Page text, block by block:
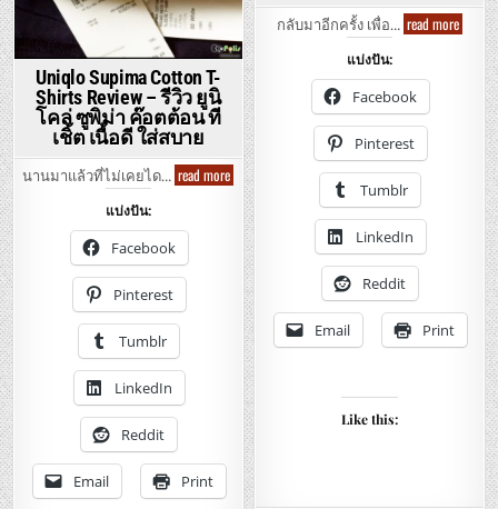
Uniqlo Supima Cotton T-
Shirts Review – รีวิว ยูนิ
โคล่ ซูพิม่า ค๊อตต้อน ที
เชิ้ต เนื้อดี ใส่สบาย
นานมาแล้วที่ไม่เคยได… read moreUniqlo
Supima
Cotton
Shirts
Review
รีวิว
โคล่
พิม่า
ค๊อต
ต้อน
เชิ้ต
เนื้อ
ใส่
สบาย
แบ่งปัน:
Facebook
Pinterest
Tumblr
LinkedIn
Reddit
Email Print
กลับมาอีกครั้ง เพื่อ… read moreUniqlo
–
Oxford
Check
Printed
Sleeve
Shirts
สก๊อต
ต์
พิมพ์
ลาย
หล่อๆ
แบ่งปัน:
Facebook
Pinterest
Tumblr
LinkedIn
Reddit
Email Print
Like this: